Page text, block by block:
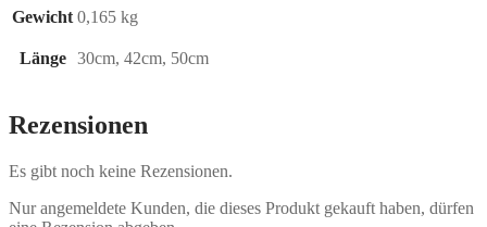
Gewicht 0,165 kg
Länge 30cm, 42cm, 50cm
Rezensionen
Es gibt noch keine Rezensionen.
Nur angemeldete Kunden, die dieses Produkt gekauft haben, dürfen